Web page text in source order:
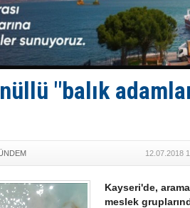
Baltık
Runit
Limana
Türk
Hüseyin
Med
"balık
12.07.2018
Kayseri'de,
meslek